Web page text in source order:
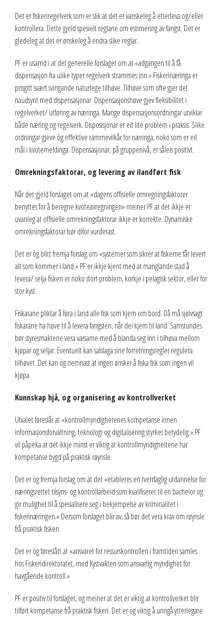
Det er fiskeriregelverk som er slik at det er vanskeleg å etterleva og/eller
kontrollera. Dette gjeld spesielt reglane om estimering av fangst. Det er
gledeleg at det er ønskeleg å endra slike reglar.
PF er usamd i at det generelle forslaget om at «adgangen til å få
dispensasjon fra ulike typer regelverk strammes inn.» Fiskerinæringa er
prisgitt svært svingande naturlege tilhøve. Tilhøve som ofte gjer det
naudsynt med dispensasjonar. Dispensasjonshøve gjev fleksibilitet i
regelverket/ utføring av næringa. Mange dispensasjonsordningar utviklar
både næring og regelverk. Disposisjonar er eit lite problem i praksis. Slike
ordningar gjeve òg effektive rammevilkår for næringa, noko som er eit
mål i kvotemeldinga. Dispensasjonar, på gruppenivå, er såleis positivt.
Omrekningsfaktorar, og levering av ilandført fisk
Når det gjeld forslaget om at «dagens offisielle omregningsfaktorer
benyttes for å beregne kvoteavregningen» meiner PF at det ikkje er
uvanleg at offisielle omrekningsfaktorar ikkje er korrekte. Dynamiske
omrekningsfaktorar bør difor vurderast.
Det er òg blitt fremja forslag om «systemer som sikrer at fiskerne får levert
alt som kommer i land.» PF er ikkje kjent med at manglande stad å
levera/ selja fisken er noko stort problem, korkje i pelagisk sektor, eller for
stor kyst.
Fiskarane pliktar å føra i land alle fisk som kjem om bord. Då må sjølvsagt
fiskarane ha høve til å levera fangsten, når dei kjem til land. Samstundes
bør styresmaktene vera varsame med å blanda seg inn i tilhøva mellom
kjøpar og seljar. Eventuelt kan salslaga sine forretningsregler regulera
tilhøvet. Det kan òg nemnast at ingen ønsker å fiska fisk som ingen vil
kjøpa.
Kunnskap hjå, og organisering av kontrollverket
Utvalet føreslår at «kontrollmyndighetenes kompetanse innen
informasjonsforvaltning, teknologi og digitalisering styrkes betydelig.» PF
vil påpeka at det ikkje minst er viktig at kontrollmyndigheitene har
kompetanse bygd på praktisk røynsle.
Det er òg fremja forslag om at det «etableres en tverrfaglig utdannelse for
næringsrettet tilsyns- og kontrollarbeid som kvalifiserer til en bachelor og
gir mulighet til å spesialisere seg i bekjempelse av kriminalitet i
fiskerinæringen.» Dersom forslaget blir av, så bør det vera krav om røynsle
frå praktisk fiskeri.
Det er òg føreslått at «ansvaret for ressurskontrollen i framtiden samles
hos Fiskeridirektoratet, med Kystvakten som ansvarlig myndighet for
havgående kontroll.»
PF er positiv til forslaget, og meiner at det er viktig at kontrollverket blir
tilført kompetanse frå praktisk fiskeri. Det er òg viktig å unngå ytterlegare